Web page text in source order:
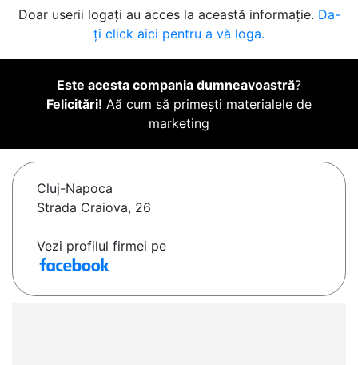
Doar userii logați au acces la această informație. Da-
ți click aici pentru a vă loga.
Este acesta compania dumneavoastră?
Felicitări! Aă cum să primești materialele de
marketing
Cluj-Napoca
Strada Craiova, 26
Vezi profilul firmei pe